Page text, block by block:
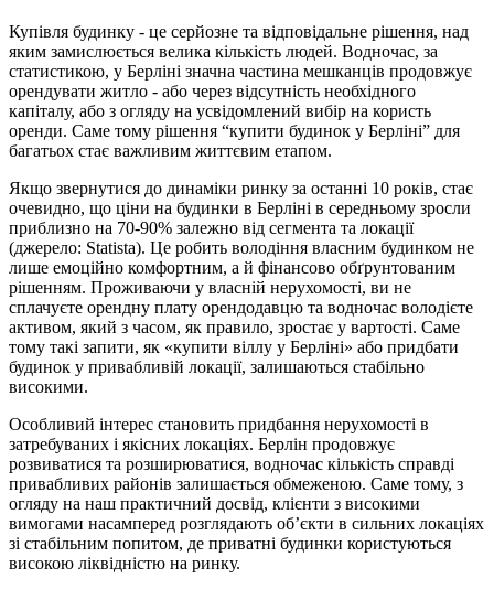
Купівля будинку - це серйозне та відповідальне рішення, над
яким замислюється велика кількість людей. Водночас, за
статистикою, у Берліні значна частина мешканців продовжує
орендувати житло - або через відсутність необхідного
капіталу, або з огляду на усвідомлений вибір на користь
оренди. Саме тому рішення “купити будинок у Берліні” для
багатьох стає важливим життєвим етапом.
Якщо звернутися до динаміки ринку за останні 10 років, стає
очевидно, що ціни на будинки в Берліні в середньому зросли
приблизно на 70-90% залежно від сегмента та локації
(джерело: Statista). Це робить володіння власним будинком не
лише емоційно комфортним, а й фінансово обґрунтованим
рішенням. Проживаючи у власній нерухомості, ви не
сплачуєте орендну плату орендодавцю та водночас володієте
активом, який з часом, як правило, зростає у вартості. Саме
тому такі запити, як «купити віллу у Берліні» або придбати
будинок у привабливій локації, залишаються стабільно
високими.
Особливий інтерес становить придбання нерухомості в
затребуваних і якісних локаціях. Берлін продовжує
розвиватися та розширюватися, водночас кількість справді
привабливих районів залишається обмеженою. Саме тому, з
огляду на наш практичний досвід, клієнти з високими
вимогами насамперед розглядають об’єкти в сильних локаціях
зі стабільним попитом, де приватні будинки користуються
високою ліквідністю на ринку.